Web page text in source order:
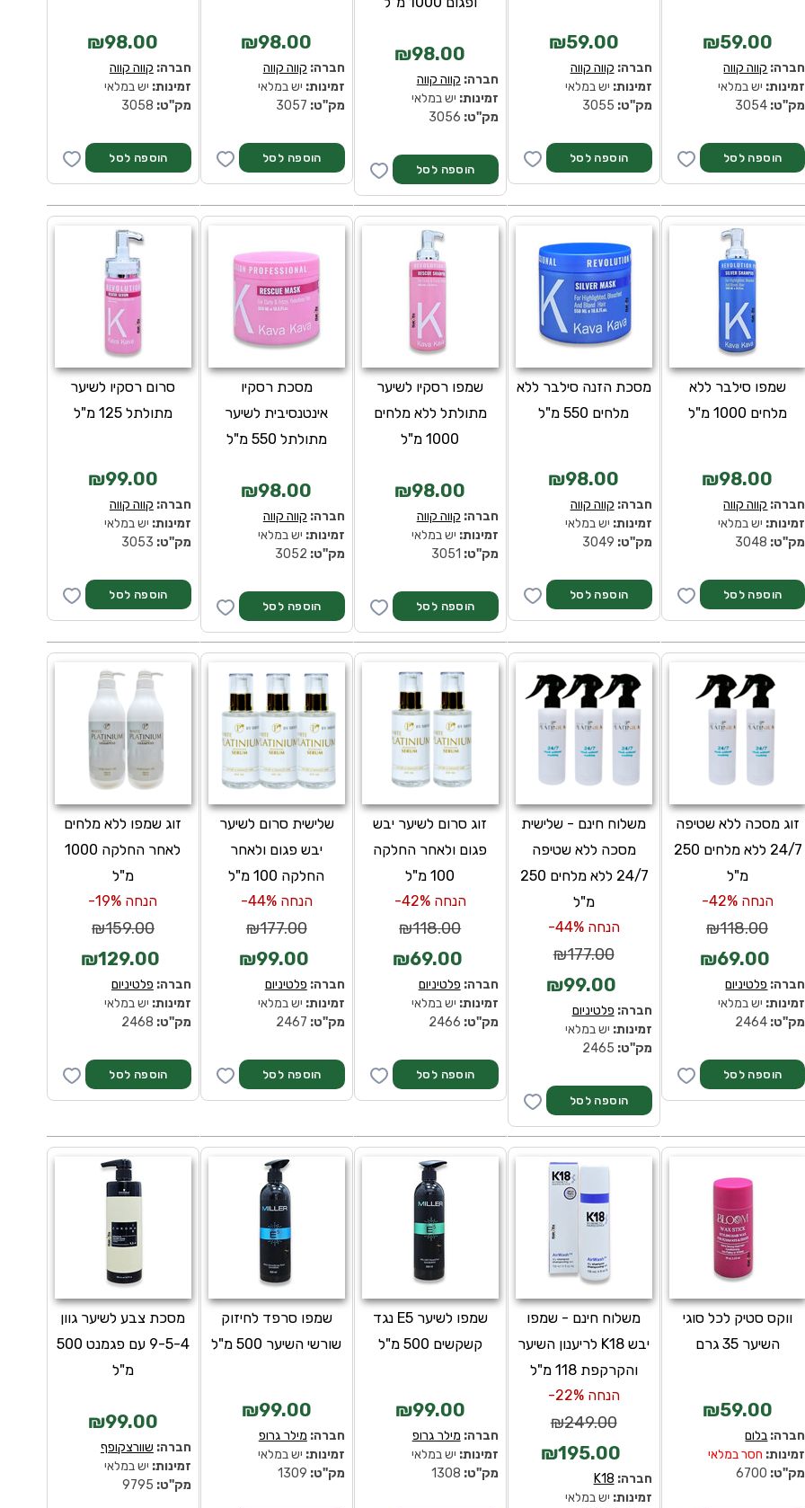
₪98.00
חברה: קווה קווה
זמינות: יש במלאי
מק''ט:
₪98.00
חברה: קווה קווה
זמינות: יש במלאי
מק''ט:
₪98.00
חברה: קווה קווה
זמינות: יש במלאי
מק''ט:
₪59.00
חברה: קווה קווה
זמינות: יש במלאי
מק''ט:
₪59.00
חברה: קווה קווה
זמינות: יש במלאי
מק''ט:
סרום רסקיו לשיער
מתולתל 125 מ"ל
₪99.00
חברה: קווה קווה
זמינות: יש במלאי
מק''ט:
מסכת רסקיו
אינטנסיבית לשיער
מתולתל 550 מ"ל
₪98.00
חברה: קווה קווה
זמינות: יש במלאי
מק''ט:
שמפו רסקיו לשיער
מתולתל ללא מלחים
1000 מ"ל
₪98.00
חברה: קווה קווה
זמינות: יש במלאי
מק''ט:
מסכת הזנה סילבר ללא
מלחים 550 מ"ל
₪98.00
חברה: קווה קווה
זמינות: יש במלאי
מק''ט:
שמפו סילבר ללא
מלחים 1000 מ"ל
₪98.00
חברה: קווה קווה
זמינות: יש במלאי
מק''ט:
זוג שמפו ללא מלחים
לאחר החלקה 1000
מ"ל
הנחה 19%-
₪159.00
₪129.00
חברה: פלטיניום
זמינות: יש במלאי
מק''ט:
שלישית סרום לשיער
יבש פגום ולאחר
החלקה 100 מ"ל
הנחה 44%-
₪177.00
₪99.00
חברה: פלטיניום
זמינות: יש במלאי
מק''ט:
זוג סרום לשיער יבש
פגום ולאחר החלקה
100 מ"ל
הנחה 42%-
₪118.00
₪69.00
חברה: פלטיניום
זמינות: יש במלאי
מק''ט:
משלוח חינם - שלישית
מסכה ללא שטיפה
24/7 ללא מלחים 250
מ"ל
הנחה 44%-
₪177.00
₪99.00
חברה: פלטיניום
זמינות: יש במלאי
מק''ט:
זוג מסכה ללא שטיפה
24/7 ללא מלחים 250
מ"ל
הנחה 42%-
₪118.00
₪69.00
חברה: פלטיניום
זמינות: יש במלאי
מק''ט:
מסכת צבע לשיער גוון
9-5-4 עם פגמנט 500
מ"ל
₪99.00
חברה: שוורצקופף
זמינות: יש במלאי
מק''ט:
שמפו סרפד לחיזוק
שורשי השיער 500 מ"ל
₪99.00
חברה: מילר גרופ
זמינות: יש במלאי
מק''ט:
שמפו לשיער E5 נגד
קשקשים 500 מ"ל
₪99.00
חברה: מילר גרופ
זמינות: יש במלאי
מק''ט:
משלוח חינם - שמפו
יבש K18 לריענון השיער
והקרקפת 118 מ"ל
הנחה 22%-
₪249.00
₪195.00
חברה: K18
זמינות: יש במלאי
ווקס סטיק לכל סוגי
השיער‏ 35 גרם
₪59.00
חברה: בלום
זמינות: חסר במלאי
מק''ט: